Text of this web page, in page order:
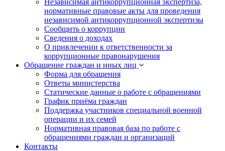
Независимая антикоррупционная экспертиза,
нормативные правовые акты для проведения
независимой антикоррупционной экспертизы
Сообщить о коррупции
Сведения о доходах
О привлечении к ответственности за
коррупционные правонарушения
Обращение граждан и иных лиц
Форма для обращения
Ответы министерства
Статические данные о работе с обращениями
График приёма граждан
Поддержка участников специальной военной
операции и их семей
Нормативная правовая база по работе с
обращениями граждан и организаций
Контакты